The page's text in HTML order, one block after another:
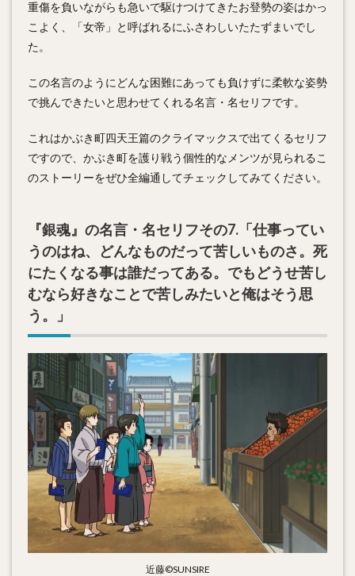
重傷を負いながらも急いで駆けつけてきたお登勢の姿はかっ
こよく、「女帝」と呼ばれるにふさわしいたたずまいでし
た。
この名言のようにどんな困難にあっても負けずに柔軟な姿勢
で挑んできたいと思わせてくれる名言・名セリフです。
これはかぶき町四天王篇のクライマックスで出てくるセリフ
ですので、かぶき町を護り戦う個性的なメンツが見られるこ
のストーリーをぜひ全編通してチェックしてみてください。
『銀魂』の名言・名セリフその7.「仕事ってい
うのはね、どんなものだって苦しいものさ。死
にたくなる事は誰だってある。でもどうせ苦し
むなら好きなことで苦しみたいと俺はそう思
う。」
近藤©SUNSIRE